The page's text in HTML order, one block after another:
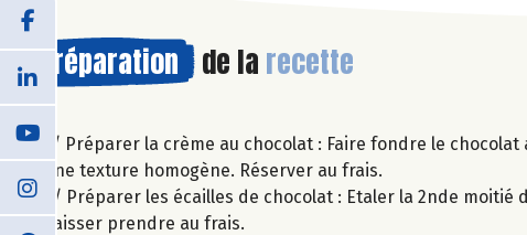
Préparation de la recette
1/ Préparer la crème au chocolat : Faire fondre le
une texture homogène. Réserver au frais.
2/ Préparer les écailles de chocolat : Etaler la 2nde
Laisser prendre au frais.